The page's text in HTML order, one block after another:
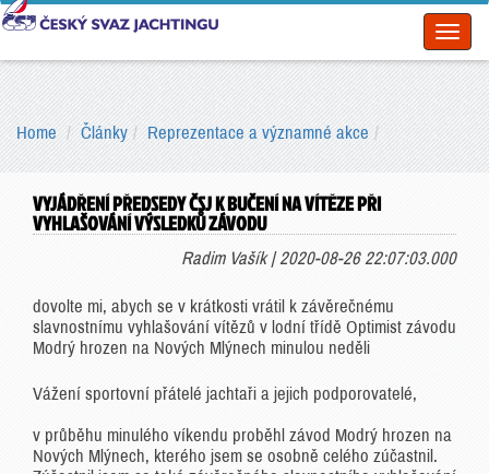
Home Články Reprezentace a významné akce
VYJÁDŘENÍ PŘEDSEDY ČSJ K BUČENÍ NA VÍTĚZE PŘI
VYHLAŠOVÁNÍ VÝSLEDKŮ ZÁVODU
Radim Vašík | 2020-08-26 22:07:03.000
dovolte mi, abych se v krátkosti vrátil k závěrečnému
slavnostnímu vyhlašování vítězů v lodní třídě Optimist závodu
Modrý hrozen na Nových Mlýnech minulou neděli
Vážení sportovní přátelé jachtaři a jejich podporovatelé,
v průběhu minulého víkendu proběhl závod Modrý hrozen na
Nových Mlýnech, kterého jsem se osobně celého zúčastnil.